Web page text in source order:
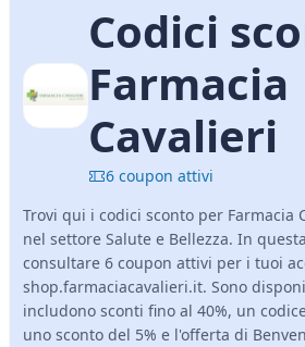
Codici
Farmacia
Cavalieri
6 coupon attivi
Trovi qui i codici sconto per Farmacia
nel settore Salute e Bellezza. In
consultare 6 coupon attivi per i tuoi
shop.farmaciacavalieri.it. Sono
includono sconti fino al 40%, un
uno sconto del 5% e l'offerta di